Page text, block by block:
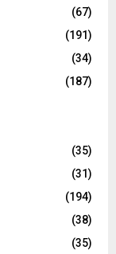
(67)
(191)
(34)
(187)
(35)
(31)
(194)
(38)
(35)